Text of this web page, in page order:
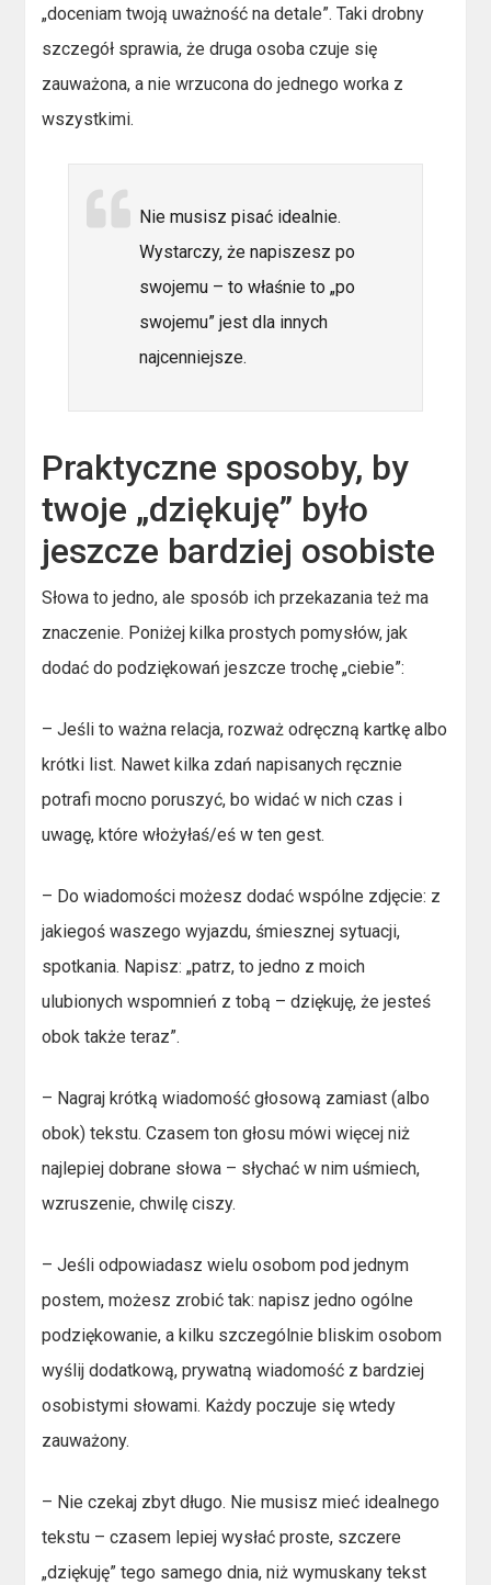
„doceniam twoją uważność na detale”. Taki drobny
szczegół sprawia, że druga osoba czuje się
zauważona, a nie wrzucona do jednego worka z
wszystkimi.
Nie musisz pisać idealnie.
Wystarczy, że napiszesz po
swojemu – to właśnie to „po
swojemu” jest dla innych
najcenniejsze.
Praktyczne sposoby, by
twoje „dziękuję” było
jeszcze bardziej osobiste
Słowa to jedno, ale sposób ich przekazania też ma
znaczenie. Poniżej kilka prostych pomysłów, jak
dodać do podziękowań jeszcze trochę „ciebie”:
– Jeśli to ważna relacja, rozważ odręczną kartkę albo
krótki list. Nawet kilka zdań napisanych ręcznie
potrafi mocno poruszyć, bo widać w nich czas i
uwagę, które włożyłaś/eś w ten gest.
– Do wiadomości możesz dodać wspólne zdjęcie: z
jakiegoś waszego wyjazdu, śmiesznej sytuacji,
spotkania. Napisz: „patrz, to jedno z moich
ulubionych wspomnień z tobą – dziękuję, że jesteś
obok także teraz”.
– Nagraj krótką wiadomość głosową zamiast (albo
obok) tekstu. Czasem ton głosu mówi więcej niż
najlepiej dobrane słowa – słychać w nim uśmiech,
wzruszenie, chwilę ciszy.
– Jeśli odpowiadasz wielu osobom pod jednym
postem, możesz zrobić tak: napisz jedno ogólne
podziękowanie, a kilku szczególnie bliskim osobom
wyślij dodatkową, prywatną wiadomość z bardziej
osobistymi słowami. Każdy poczuje się wtedy
zauważony.
– Nie czekaj zbyt długo. Nie musisz mieć idealnego
tekstu – czasem lepiej wysłać proste, szczere
„dziękuję” tego samego dnia, niż wymuskany tekst